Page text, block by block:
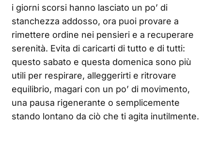
i giorni scorsi hanno lasciato un po’ di
stanchezza addosso, ora puoi provare a
rimettere ordine nei pensieri e a recuperare
serenità. Evita di caricarti di tutto e di tutti:
questo sabato e questa domenica sono più
utili per respirare, alleggerirti e ritrovare
equilibrio, magari con un po’ di movimento,
una pausa rigenerante o semplicemente
stando lontano da ciò che ti agita inutilmente.